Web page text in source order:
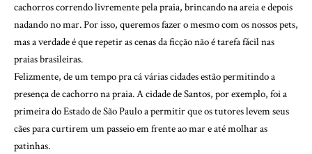
cachorros correndo livremente pela praia, brincando na areia e depois
nadando no mar. Por isso, queremos fazer o mesmo com os nossos pets,
mas a verdade é que repetir as cenas da ficção não é tarefa fácil nas
praias brasileiras.
Felizmente, de um tempo pra cá várias cidades estão permitindo a
presença de cachorro na praia. A cidade de Santos, por exemplo, foi a
primeira do Estado de São Paulo a permitir que os tutores levem seus
cães para curtirem um passeio em frente ao mar e até molhar as
patinhas.